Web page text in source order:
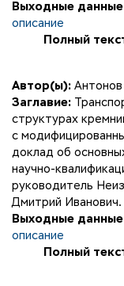
Выходные
описание
Полный
Автор(ы):
Заглавие:
структурах
с
доклад об
научно-
руководитель
Дмитрий Иванович.
Выходные
описание
Полный